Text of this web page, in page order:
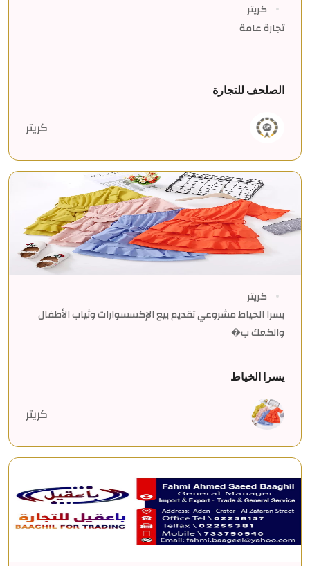
كريتر
تجارة عامة
الصلحف للتجارة
كريتر
كريتر
يسرا الخياط مشروعي تقديم بيع الإكسسوارات وثياب الأطفال
والكعك ب�
يسرا الخياط
كريتر